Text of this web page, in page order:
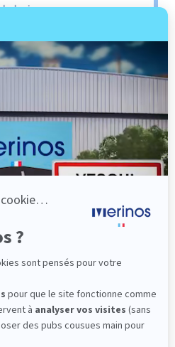
confort, le sommier
son soutien. Avec les
qui reposent sur ses
au petit matin.